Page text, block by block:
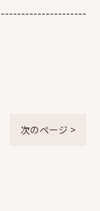
次のページ >